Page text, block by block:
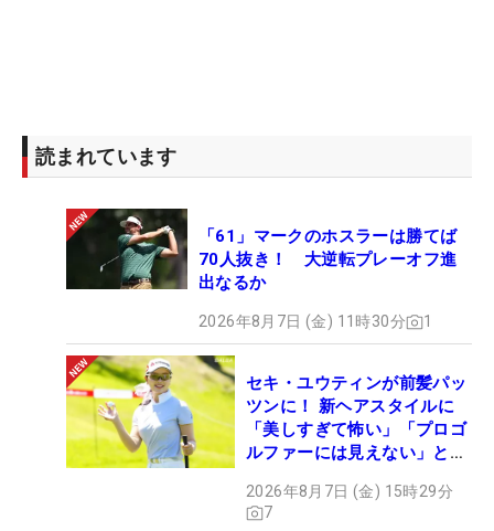
読まれています
「61」マークのホスラーは勝てば
70人抜き！ 大逆転プレーオフ進
出なるか
2026年8月7日 (金) 11時30分 1
セキ・ユウティンが前髪パッ
ツンに！ 新ヘアスタイルに
「美しすぎて怖い」「プロゴ
ルファーには見えない」とコ
2026年8月7日 (金) 15時29分
7